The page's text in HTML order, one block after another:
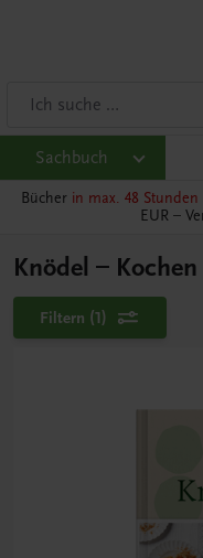
Sachbuch
Bücher in max. 48
EUR –
Knödel –
Filtern (1)